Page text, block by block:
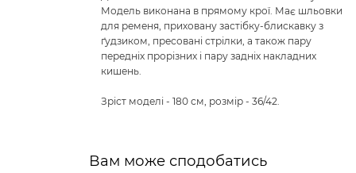
Модель виконана в прямому крої. Має шльовки
для ременя, приховану застібку-блискавку з
ґудзиком, пресовані стрілки, а також пару
передніх прорізних і пару задніх накладних
кишень.
Зріст моделі - 180 см, розмір - 36/42.
Вам може сподобатись